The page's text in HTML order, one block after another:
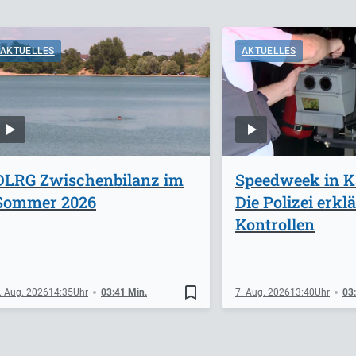
AKTUELLES
Zwischenbilanz im
2026
Aug. 202614:35 03:41 Min. bookmark_border
AKTUELLES
Speedweek in
Die Polizei
Kontrollen
7. Aug. 202613:40